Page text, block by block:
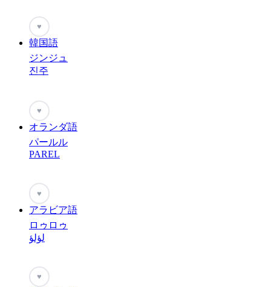
♥
韓国語
ジンジュ
진주
♥
オランダ語
パールル
PAREL
♥
アラビア語
ロゥロゥ
لؤلؤ
♥